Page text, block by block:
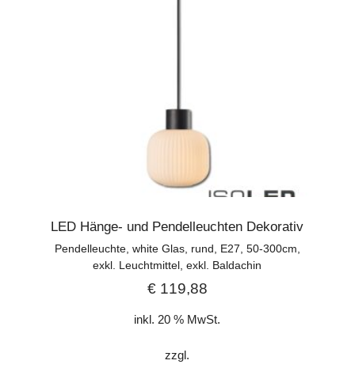
LED Hänge- und Pendelleuchten Dekorativ
Pendelleuchte, white Glas, rund, E27, 50-300cm,
exkl. Leuchtmittel, exkl. Baldachin
€119,88
inkl. 20 % MwSt.
zzgl.